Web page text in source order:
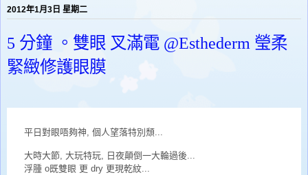
2012年1月3日 星期二
5 分鐘 。雙眼 叉滿電 @Esthederm 瑩柔
緊緻修護眼膜
平日對眼唔夠神, 個人望落特別頹...
大時大節, 大玩特玩, 日夜顛倒一大輪過後...
浮腫 o既雙眼 更 dry 更現乾紋...